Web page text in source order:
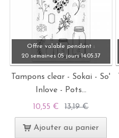
Offre valable pendant :
20 semaines 05 jours 14:05:37
Tampons clear - Sokai - So'
Inlove - Pots...
10,55 € 13,19 €
Ajouter au panier